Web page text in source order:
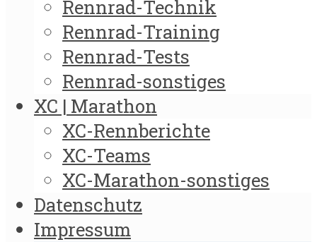
Rennrad-Technik
Rennrad-Training
Rennrad-Tests
Rennrad-sonstiges
XC | Marathon
XC-Rennberichte
XC-Teams
XC-Marathon-sonstiges
Datenschutz
Impressum